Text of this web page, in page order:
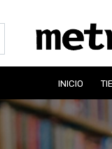
INICIO